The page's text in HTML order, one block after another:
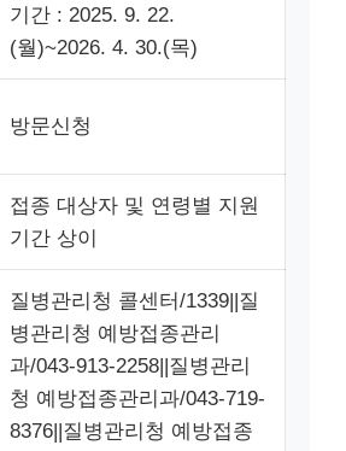
기간 : 2025. 9. 22.
(월)~2026. 4. 30.(목)
방문신청
접종 대상자 및 연령별 지원
기간 상이
질병관리청 콜센터/1339||질
병관리청 예방접종관리
과/043-913-2258||질병관리
청 예방접종관리과/043-719-
8376||질병관리청 예방접종